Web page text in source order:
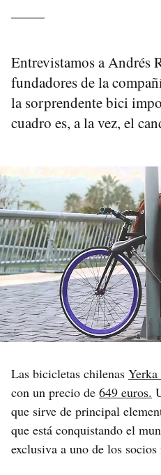
Entrevistamos a Andrés
fundadores de la
la sorprendente bici
cuadro es, a la vez, el
Las bicicletas chilenas
con un precio de 649 euros.
que sirve de principal
que está conquistando el
exclusiva a uno de los